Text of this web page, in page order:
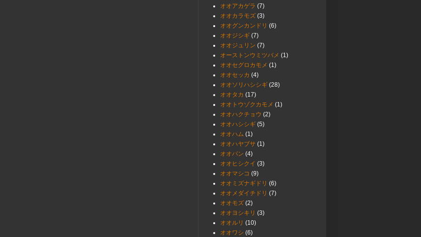
オオアカゲラ (7)
オオカラモズ (3)
オオグンカンドリ (6)
オオジシギ (7)
オオジュリン (7)
オーストンウミツバメ (1)
オオセグロカモメ (1)
オオセッカ (4)
オオソリハシシギ (28)
オオタカ (17)
オオトウゾクカモメ (1)
オオハクチョウ (2)
オオハシシギ (5)
オオハム (1)
オオハヤブサ (1)
オオバン (4)
オオヒシクイ (3)
オオマシコ (9)
オオミズナギドリ (6)
オオメダイチドリ (7)
オオモズ (2)
オオヨシキリ (3)
オオルリ (10)
オオワシ (6)